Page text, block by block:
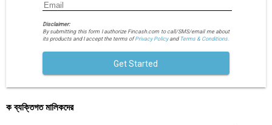
Disclaimer:
By submitting this form I authorize Fincash.com to call/SMS/email me about
its products and I accept the terms ofPrivacy Policyand Terms & Conditions.
Get Started
ক ব্যক্তিগত মালিকদের